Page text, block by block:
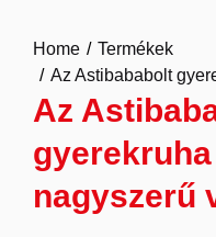
Home
Termékek
Az Astibababolt
Az
nagyszerű